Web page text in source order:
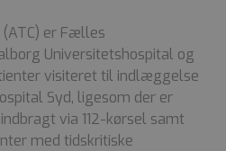
er Fælles
Universitetshospital og
visiteret til indlæggelse
Syd, ligesom der er
via 112-kørsel samt
med tidskritiske